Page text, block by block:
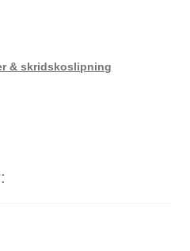
& skridskoslipning